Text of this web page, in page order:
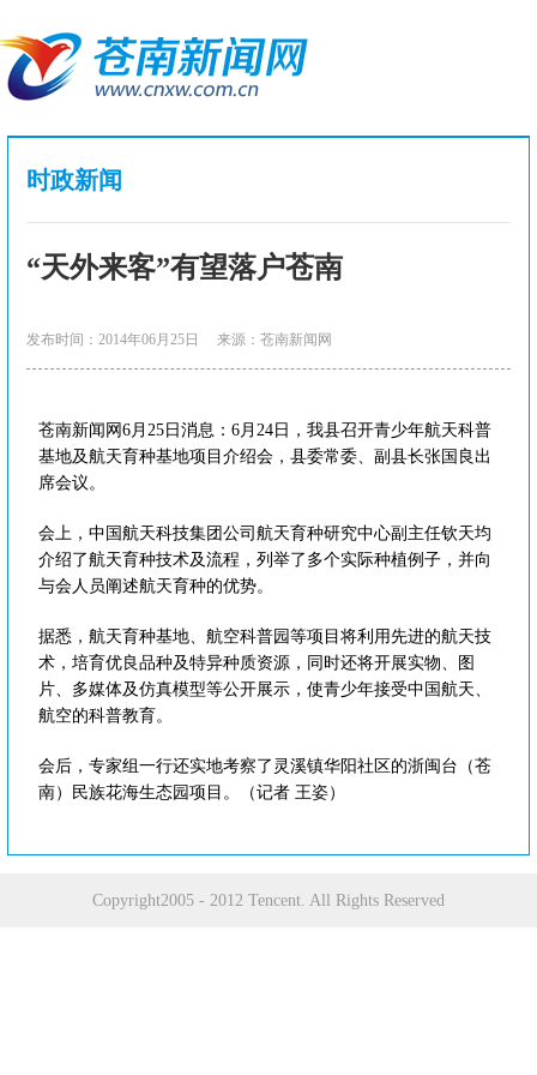
时政新闻
“天外来客”有望落户苍南
发布时间：2014年06月25日 来源：苍南新闻网
苍南新闻网6月25日消息：6月24日，我县召开青少年航天科普
基地及航天育种基地项目介绍会，县委常委、副县长张国良出
席会议。
会上，中国航天科技集团公司航天育种研究中心副主任钦天均
介绍了航天育种技术及流程，列举了多个实际种植例子，并向
与会人员阐述航天育种的优势。
据悉，航天育种基地、航空科普园等项目将利用先进的航天技
术，培育优良品种及特异种质资源，同时还将开展实物、图
片、多媒体及仿真模型等公开展示，使青少年接受中国航天、
航空的科普教育。
会后，专家组一行还实地考察了灵溪镇华阳社区的浙闽台（苍
南）民族花海生态园项目。（记者 王姿）
Copyright2005 - 2012 Tencent. All Rights Reserved